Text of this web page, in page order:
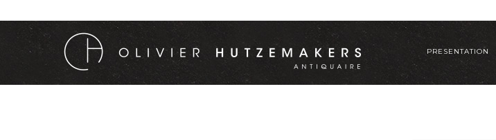
PRESENTATION